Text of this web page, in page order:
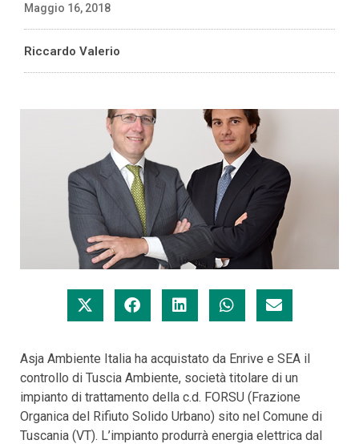
Maggio 16, 2018
Riccardo Valerio
Asja Ambiente Italia ha acquistato da Enrive e SEA il
controllo di Tuscia Ambiente, società titolare di un
impianto di trattamento della c.d. FORSU (Frazione
Organica del Rifiuto Solido Urbano) sito nel Comune di
Tuscania (VT). L’impianto produrrà energia elettrica dal